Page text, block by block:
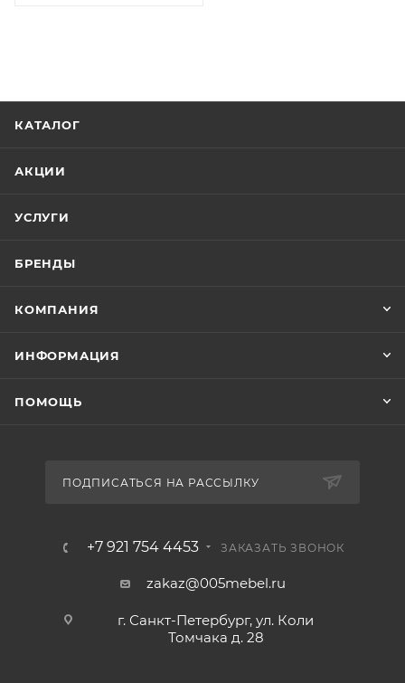
КАТАЛОГ
АКЦИИ
УСЛУГИ
БРЕНДЫ
КОМПАНИЯ
ИНФОРМАЦИЯ
ПОМОЩЬ
ПОДПИСАТЬСЯ НА РАССЫЛКУ
+7 921 754 4453 ЗАКАЗАТЬ ЗВОНОК
zakaz@005mebel.ru
г. Санкт-Петербург, ул. Коли
Томчака д. 28